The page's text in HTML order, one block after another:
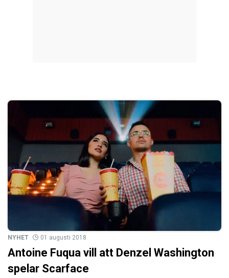
NYHET 01 augusti 2018
Antoine Fuqua vill att Denzel Washington
spelar Scarface